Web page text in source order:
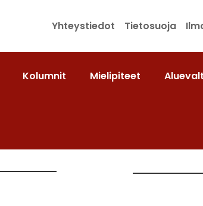
Yhteystiedot Tietosuoja
Kolumnit Mielipiteet